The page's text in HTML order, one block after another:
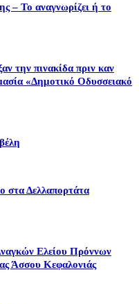
– Το αναγνωρίζει ή το
την πινακίδα πριν καν
«Δημοτικό Οδυσσειακό
στα Δελλαπορτάτα
Ελείου Πρόννων
Άσσου Κεφαλονιάς